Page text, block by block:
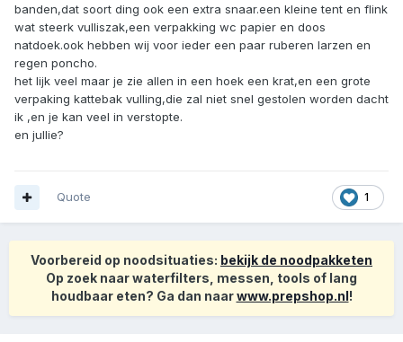
banden,dat soort ding ook een extra snaar.een kleine tent en flink
wat steerk vulliszak,een verpakking wc papier en doos
natdoek.ook hebben wij voor ieder een paar ruberen larzen en
regen poncho.
het lijk veel maar je zie allen in een hoek een krat,en een grote
verpaking kattebak vulling,die zal niet snel gestolen worden dacht
ik ,en je kan veel in verstopte.
en jullie?
1
Quote
Voorbereid op noodsituaties: bekijk de noodpakketen
Op zoek naar waterfilters, messen, tools of lang
houdbaar eten? Ga dan naarwww.prepshop.nl!